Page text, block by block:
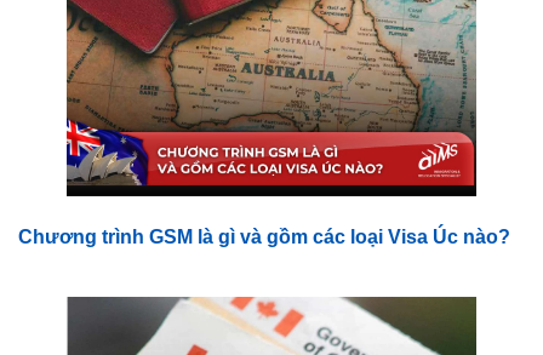
Chương trình GSM là gì và gồm các loại Visa Úc nào?